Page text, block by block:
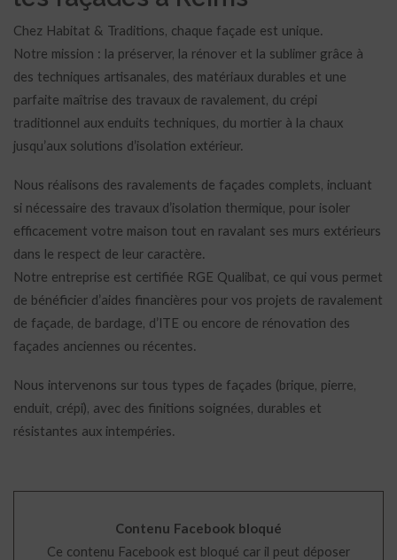
Chez Habitat & Traditions, chaque façade est unique.
Notre mission : la préserver, la rénover et la sublimer grâce à
des techniques artisanales, des matériaux durables et une
parfaite maîtrise des travaux de ravalement, du crépi
traditionnel aux enduits techniques, du mortier à la chaux
jusqu’aux solutions d’isolation extérieur.
Nous réalisons des ravalements de façades complets, incluant
si nécessaire des travaux d’isolation thermique, pour isoler
efficacement votre maison tout en ravalant ses murs extérieurs
dans le respect de leur caractère.
Notre entreprise est certifiée RGE Qualibat, ce qui vous permet
de bénéficier d’aides financières pour vos projets de ravalement
de façade, de bardage, d’ITE ou encore de rénovation des
façades anciennes ou récentes.
Nous intervenons sur tous types de façades (brique, pierre,
enduit, crépi), avec des finitions soignées, durables et
résistantes aux intempéries.
Contenu Facebook bloqué
Ce contenu Facebook est bloqué car il peut déposer